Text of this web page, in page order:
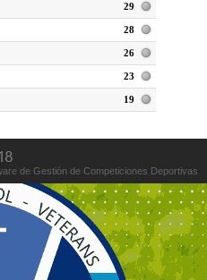
29
28
26
23
19
de Gestión de Competiciones Deportivas